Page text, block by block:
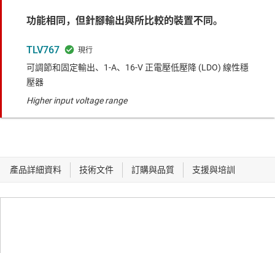
功能相同，但針腳輸出與所比較的裝置不同。
TLV767
可調節和固定輸出、1-A、16-V 正電壓低壓降 (LDO) 線性穩
壓器
Higher input voltage range